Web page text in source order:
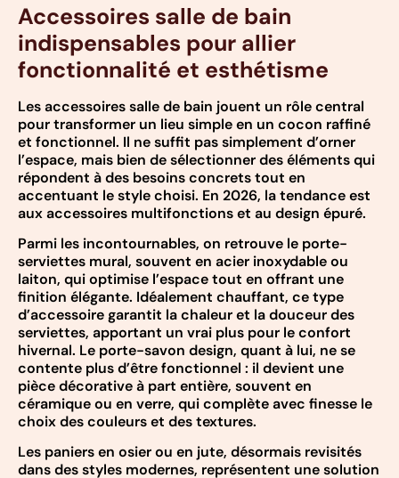
Accessoires salle de bain
indispensables pour allier
fonctionnalité et esthétisme
Les accessoires salle de bain jouent un rôle central
pour transformer un lieu simple en un cocon raffiné
et fonctionnel. Il ne suffit pas simplement d’orner
l’espace, mais bien de sélectionner des éléments qui
répondent à des besoins concrets tout en
accentuant le style choisi. En 2026, la tendance est
aux accessoires multifonctions et au design épuré.
Parmi les incontournables, on retrouve le porte-
serviettes mural, souvent en acier inoxydable ou
laiton, qui optimise l’espace tout en offrant une
finition élégante. Idéalement chauffant, ce type
d’accessoire garantit la chaleur et la douceur des
serviettes, apportant un vrai plus pour le confort
hivernal. Le porte-savon design, quant à lui, ne se
contente plus d’être fonctionnel : il devient une
pièce décorative à part entière, souvent en
céramique ou en verre, qui complète avec finesse le
choix des couleurs et des textures.
Les paniers en osier ou en jute, désormais revisités
dans des styles modernes, représentent une solution